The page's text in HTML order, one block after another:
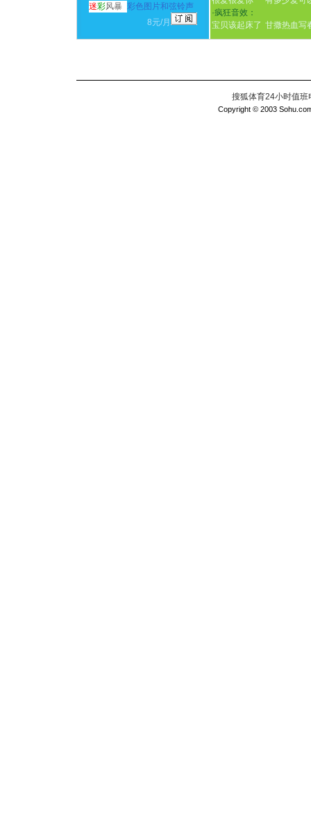
迷彩风暴 彩色图片和弦铃声
8元/月
·疯狂音效：
宝贝该起床了 甘撒热血写
搜狐体育24小时值
Copyright © 2003